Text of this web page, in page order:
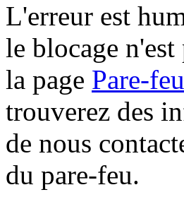
L'erreur est
le blocage
la page Pare-
trouverez des
de nous
du pare-feu.